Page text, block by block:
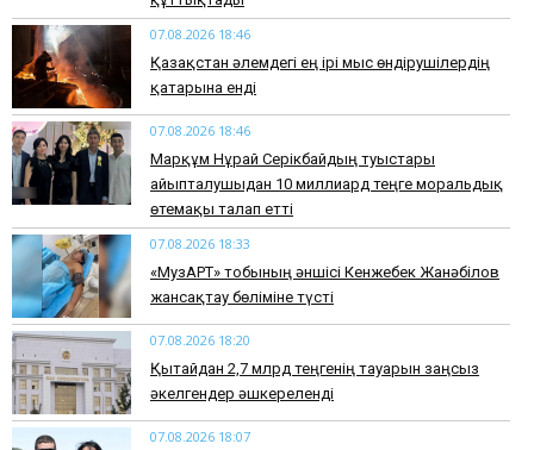
07.08.2026 18:46
Қазақстан әлемдегі ең ірі мыс өндірушілердің
қатарына енді
07.08.2026 18:46
Марқұм Нұрай Серікбайдың туыстары
айыпталушыдан 10 миллиард теңге моральдық
өтемақы талап етті
07.08.2026 18:33
«МузАРТ» тобының әншісі Кенжебек Жанәбілов
жансақтау бөліміне түсті
07.08.2026 18:20
Қытайдан 2,7 млрд теңгенің тауарын заңсыз
әкелгендер әшкереленді
07.08.2026 18:07